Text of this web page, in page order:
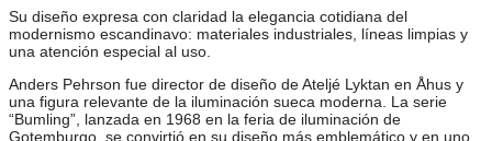
Su diseño expresa con claridad la elegancia cotidiana del
modernismo escandinavo: materiales industriales, líneas limpias y
una atención especial al uso.
Anders Pehrson fue director de diseño de Ateljé Lyktan en Åhus y
una figura relevante de la iluminación sueca moderna. La serie
“Bumling”, lanzada en 1968 en la feria de iluminación de
Gotemburgo, se convirtió en su diseño más emblemático y en uno